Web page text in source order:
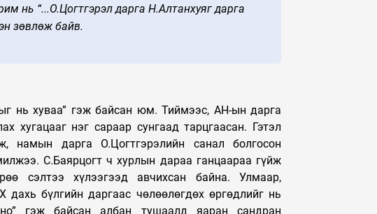
нь “...О.Цогтгэрэл дарга Н.Алтанхуяг дарга
зөвлөж байв.
нь хуваа” гэж байсан юм. Тиймээс, АН-ын дарга
хугацааг нэг сараар сунгаад тарцгаасан. Гэтэл
намын дарга О.Цогтгэрэлийн санал болгосон
С.Баярцогт ч хурлын дараа ганцаараа гүйж
сэлтээ хүлээгээд авчихсан байна. Улмаар,
дахь бүлгийн даргаас чөлөөлөгдөх өргөдлийг нь
гэж байсан албан тушаалд яаран сандран